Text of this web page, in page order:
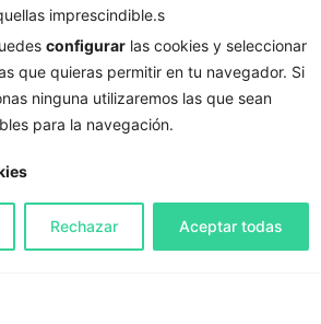
imprescindible.s
configurar las cookies y seleccionar
que quieras permitir en tu navegador. Si
ninguna utilizaremos las que sean
para la navegación.
Rechazar Aceptar todas
Android Android Studio Big Data
business name Business Strategy
Database design
Michael Porter monthy calendar
OSX Password protection plugins